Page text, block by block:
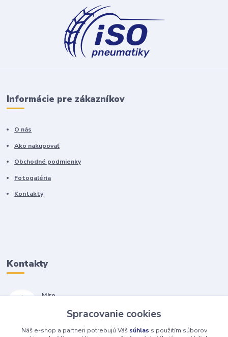
Informácie pre zákazníkov
O nás
Ako nakupovať
Obchodné podmienky
Fotogaléria
Kontakty
Kontakty
Miro
(Po-Pia, 7-17 hod.)
isopneumatiky@isopneumatiky.sk
Spracovanie cookies
Náš e-shop a partneri potrebujú Váš súhlas s použitím súborov